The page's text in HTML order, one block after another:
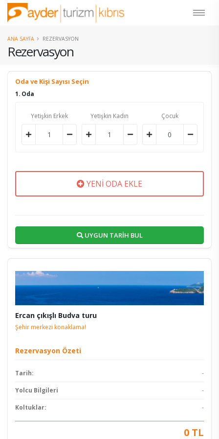
Rezervasyon
ANA SAYFA REZERVASYON
Oda ve Kişi Sayısı Seçin
1. Oda
Yetişkin Erkek Yetişkin Kadın Çocuk
YENİ ODA EKLE
UYGUN TARİH BUL
Ercan çıkışlı Budva turu
Şehir merkezi konaklama!
Rezervasyon Özeti
Tarih: -
Yolcu Bilgileri -
Koltuklar: -
0 TL